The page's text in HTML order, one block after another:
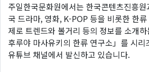
주일한국문화원에서는 한국콘텐츠진흥
국 드라마, 영화, K-POP 등을 비롯한 한
제로 트렌드와 볼거리 등의 정보를 소개
후루야 마사유키의 한류 연구소」를 시리
유튜브 채널에서 발신하고 있습니다.